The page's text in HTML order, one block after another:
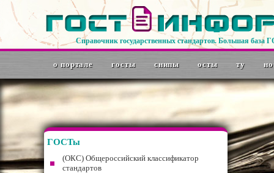
Справочник государственных стандартов. Большая база
о портале госты снипы осты ту
ГОСТы
(ОКС) Общероссийский классификатор
стандартов